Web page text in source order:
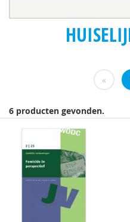
Fiet van Beek
Marianne Berger
Diane Bernard
Anne Bijlsma
Jeroen Boekhoven
Arjan Bolt
Ilona Brekelmans
«
6 producten gevonden.